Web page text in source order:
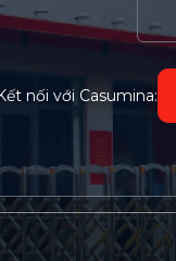
nối với Casumina: